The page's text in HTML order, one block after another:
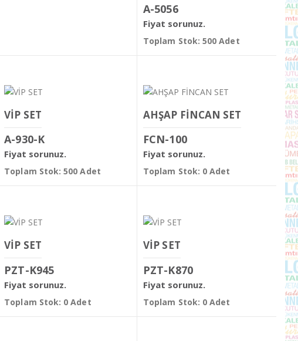
A-5056
Fiyat sorunuz.
Toplam Stok: 500 Adet
VİP SET
A-930-K
Fiyat sorunuz.
Toplam Stok: 500 Adet
AHŞAP FİNCAN SET
FCN-100
Fiyat sorunuz.
Toplam Stok: 0 Adet
VİP SET
PZT-K945
Fiyat sorunuz.
Toplam Stok: 0 Adet
VİP SET
PZT-K870
Fiyat sorunuz.
Toplam Stok: 0 Adet